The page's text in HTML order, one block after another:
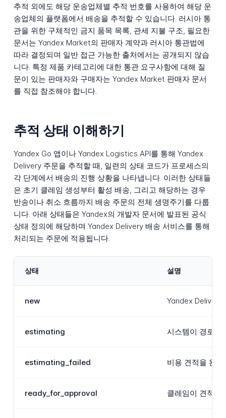
추적 외에도 해당 운송업체별 추적 번호를 사용하여 해당 운
송업체의 플랫폼에서 배송을 추적할 수 있습니다. 러시아 통
관을 위한 구체적인 금지 품목 목록, 관세 지불 구조, 필요한
문서는 Yandex Market의 판매자 계약과 러시아 통관법에
따라 결정되며 일반 접근 가능한 출처에서는 공개되지 않습
니다. 특정 제품 카테고리에 대한 통관 요구사항에 대해 질
문이 있는 판매자와 구매자는 Yandex Market 판매자 문서
를 직접 참조해야 합니다.
추적 상태 이해하기
Yandex Go 앱이나 Yandex Logistics API를 통해 Yandex
Delivery 주문을 추적할 때, 일련의 상태 코드가 프로세스의
각 단계에서 배송의 진행 상황을 나타냅니다. 이러한 상태들
은 초기 클레임 생성부터 활성 배송, 그리고 해당하는 경우
반송이나 취소 흐름까지 배송 주문의 전체 생명주기를 다룹
니다. 아래 상태들은 Yandex의 개발자 문서에 발표된 공식
상태 정의에 해당하며 Yandex Delivery 배송 서비스를 통해
처리되는 주문에 적용됩니다.
상태 설명
new Yandex Delivery
estimating 시스템이 경로,
estimating_failed 비용 견적을 완
ready_for_approval 클레임이 견적되